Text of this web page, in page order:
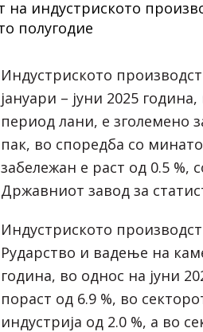
Индустриското
јануари – јуни 2025
период лани, е зголемено
пак, во споредба со
забележан е раст од 0.5 %,
Државниот завод за
Индустриското
Рударство и вадење на
година, во однос на јуни
пораст од 6.9 %, во
индустрија од 2.0 %, а во